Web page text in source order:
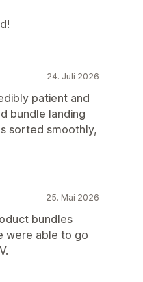
24. Juli 2026
patient and
bundle landing
sorted smoothly,
25. Mai 2026
bundles
were able to go